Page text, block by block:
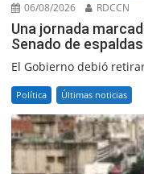
06/08/2026 RDCCN
Una jornada
Senado de
El Gobierno debió
Política Últimas noticias